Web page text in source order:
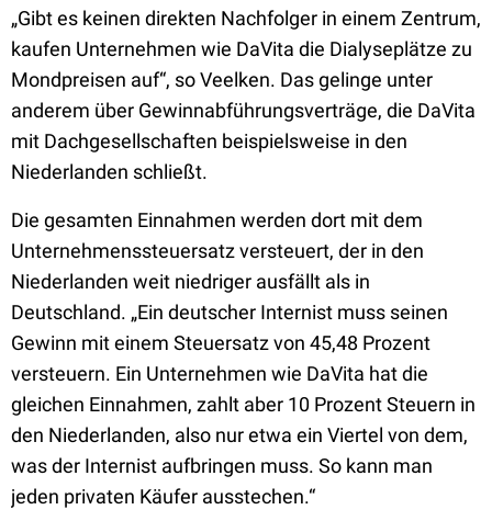
„Gibt es keinen direkten Nachfolger in einem Zentrum,
kaufen Unternehmen wie DaVita die Dialyseplätze zu
Mondpreisen auf“, so Veelken. Das gelinge unter
anderem über Gewinnabführungsverträge, die DaVita
mit Dachgesellschaften beispielsweise in den
Niederlanden schließt.
Die gesamten Einnahmen werden dort mit dem
Unternehmenssteuersatz versteuert, der in den
Niederlanden weit niedriger ausfällt als in
Deutschland. „Ein deutscher Internist muss seinen
Gewinn mit einem Steuersatz von 45,48 Prozent
versteuern. Ein Unternehmen wie DaVita hat die
gleichen Einnahmen, zahlt aber 10 Prozent Steuern in
den Niederlanden, also nur etwa ein Viertel von dem,
was der Internist aufbringen muss. So kann man
jeden privaten Käufer ausstechen.“